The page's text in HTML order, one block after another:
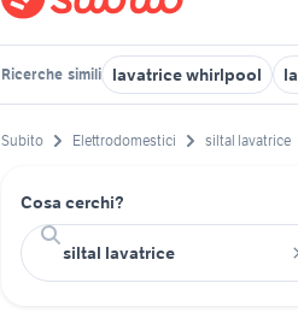
Ricerche simili lavatrice whirlpool
Subito Elettrodomestici siltal lavatrice
Cosa cerchi?